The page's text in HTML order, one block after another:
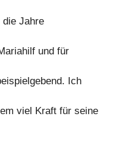
die Jahre
und für
Ich
viel Kraft für seine